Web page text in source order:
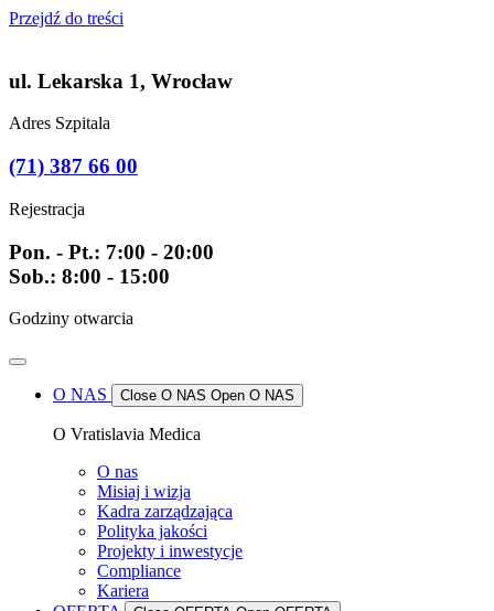
Przejdź do treści
ul. Lekarska 1, Wrocław
Adres Szpitala
(71) 387 66 00
Rejestracja
Pon. - Pt.: 7:00 - 20:00
Sob.: 8:00 - 15:00
Godziny otwarcia
O NAS Close O NAS Open O NAS
O Vratislavia Medica
O nas
Misiaj i wizja
Kadra zarządzająca
Polityka jakości
Projekty i inwestycje
Compliance
Kariera